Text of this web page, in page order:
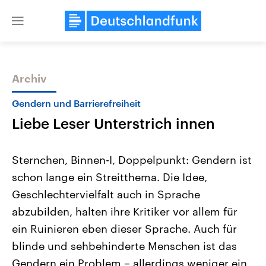
Close
Themen
Landtagswahl Sachsen-Anhalt
2026
Alle Informationen
Sachsen-Anhalt wählt am 6.
September 2026 einen neuen
Bundesland von einer Koalition aus
Aktuelle Beiträge,
Hintergründe
Wirtschaftlich und
gehören die Vereinigten
mit großem Einfluss auf
Archiv
Gendern und Barrierefreiheit
Liebe Leser Unterstrich innen
Sternchen, Binnen-I, Doppelpunkt: Gendern ist
schon lange ein Streitthema. Die Idee,
Geschlechtervielfalt auch in Sprache
abzubilden, halten ihre Kritiker vor allem für
ein Ruinieren eben dieser Sprache. Auch für
blinde und sehbehinderte Menschen ist das
Gendern ein Problem – allerdings weniger ein